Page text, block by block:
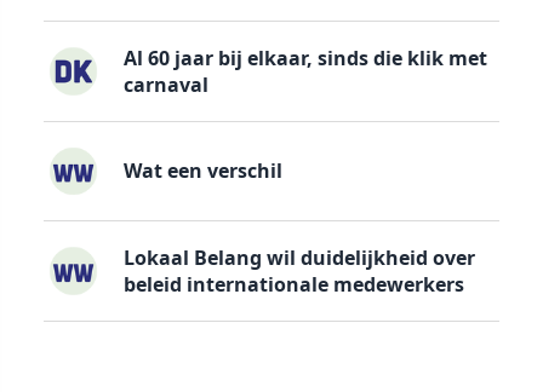
Al 60 jaar bij elkaar, sinds die klik met
carnaval
Wat een verschil
Lokaal Belang wil duidelijkheid over
beleid internationale medewerkers